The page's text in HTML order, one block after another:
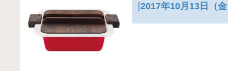
[2017年10月13日（